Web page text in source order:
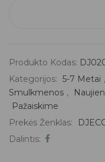
Produkto Kodas:
Kategorijos: 5-7 Metai ,
Smulkmenos ,
Pažaiskime
Prekės Ženklas:
Dalintis: